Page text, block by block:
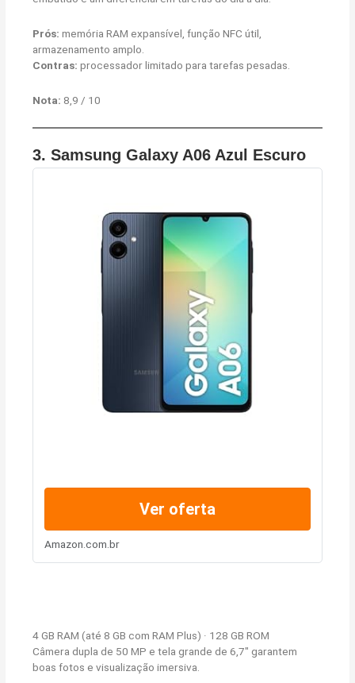
Prós: memória RAM expansível, função NFC útil,
armazenamento amplo.
Contras: processador limitado para tarefas pesadas.
Nota: 8,9 / 10
3.Samsung Galaxy A06 Azul Escuro
Ver oferta
Amazon.com.br
4 GB RAM (até 8 GB com RAM Plus) · 128 GB ROM
Câmera dupla de 50 MP e tela grande de 6,7″ garantem
boas fotos e visualização imersiva.